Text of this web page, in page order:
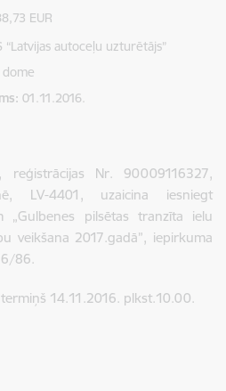
EUR
“Latvijas autoceļu uzturētājs”
dome
01.11.2016.
reģistrācijas Nr. 90009116327,
LV-4401, uzaicina iesniegt
„Gulbenes pilsētas tranzīta ielu
veikšana 2017.gadā”, iepirkuma
86.
14.11.2016. plkst.10.00.